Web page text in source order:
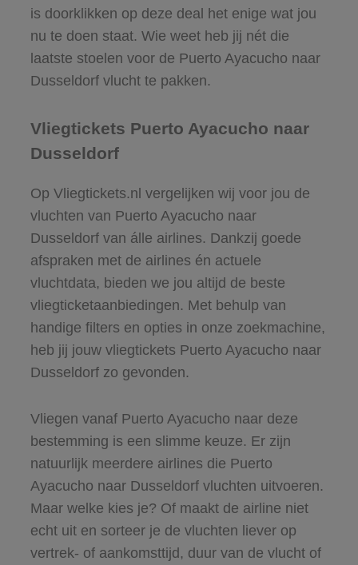
is doorklikken op deze deal het enige wat jou
nu te doen staat. Wie weet heb jij nét die
laatste stoelen voor de Puerto Ayacucho naar
Dusseldorf vlucht te pakken.
Vliegtickets Puerto Ayacucho naar
Dusseldorf
Op Vliegtickets.nl vergelijken wij voor jou de
vluchten van Puerto Ayacucho naar
Dusseldorf van álle airlines. Dankzij goede
afspraken met de airlines én actuele
vluchtdata, bieden we jou altijd de beste
vliegticketaanbiedingen. Met behulp van
handige filters en opties in onze zoekmachine,
heb jij jouw vliegtickets Puerto Ayacucho naar
Dusseldorf zo gevonden.
Vliegen vanaf Puerto Ayacucho naar deze
bestemming is een slimme keuze. Er zijn
natuurlijk meerdere airlines die Puerto
Ayacucho naar Dusseldorf vluchten uitvoeren.
Maar welke kies je? Of maakt de airline niet
echt uit en sorteer je de vluchten liever op
vertrek- of aankomsttijd, duur van de vlucht of